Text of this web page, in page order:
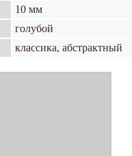
10 мм
голубой
классика, абстрактный